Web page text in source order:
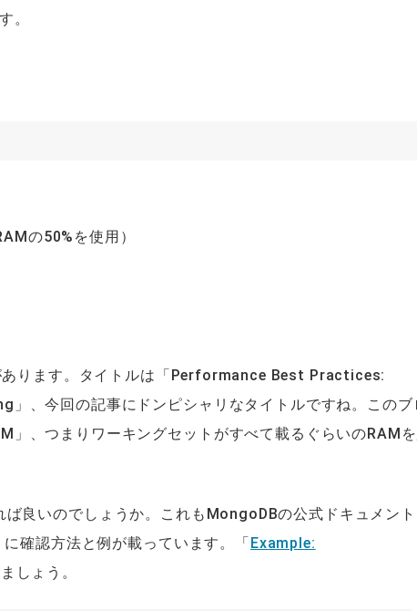
。
の50%を使用）
あります。タイトルは「Performance Best Practices:
、今回の記事にドンピシャリなタイトルですね。このブ
、つまりワーキングセットがすべて載るぐらいのRAM
良いのでしょうか。これもMongoDBの公式ドキュメント
に確認方法と例が載っています。「Example:
しょう。